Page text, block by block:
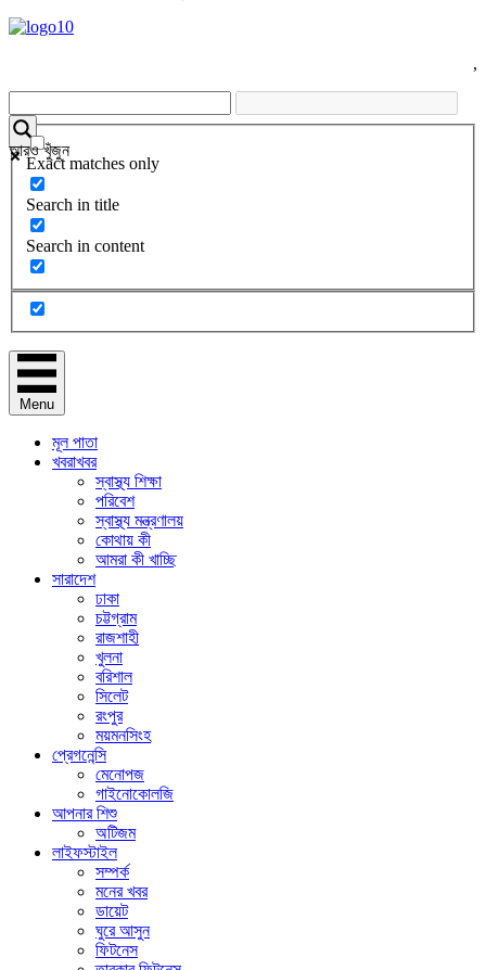
,
আরও খুঁজুন
Exact matches only
Search in title
Search in content
Menu
মূল পাতা
খবরাখবর
স্বাস্থ্য শিক্ষা
পরিবেশ
স্বাস্থ্য মন্ত্রণালয়
কোথায় কী
আমরা কী খাচ্ছি
সারাদেশ
ঢাকা
চট্টগ্রাম
রাজশাহী
খুলনা
বরিশাল
সিলেট
রংপুর
ময়মনসিংহ
প্রেগনেন্সি
মেনোপজ
গাইনোকোলজি
আপনার শিশু
অটিজম
লাইফস্টাইল
সম্পর্ক
মনের খবর
ডায়েট
ঘুরে আসুন
ফিটনেস